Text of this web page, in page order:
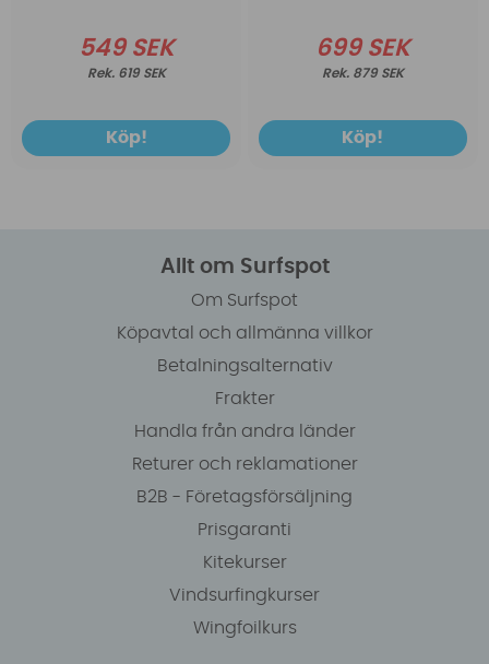
549 SEK
619 SEK
Köp!
699 SEK
879 SEK
Köp!
Allt om Surfspot
Om Surfspot
Köpavtal och allmänna villkor
Betalningsalternativ
Frakter
Handla från andra länder
Returer och reklamationer
B2B - Företagsförsäljning
Prisgaranti
Kitekurser
Vindsurfingkurser
Wingfoilkurs